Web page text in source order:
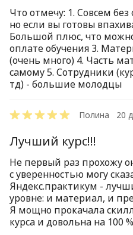
Что отмечу: 1. Совсем
но если вы готовы
Большой плюс, что
оплате обучения 3.
(очень много) 4. Часть
самому 5. Сотрудники
тд) - большие молодцы
Полина 20
Лучший курс!!!
Не первый раз прохожу
с уверенностью могу
Яндекс.практикум -
уровне: и материал, и
Я мощно прокачала
курса и довольна на 100